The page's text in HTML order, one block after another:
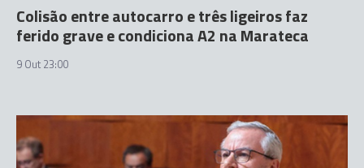
Colisão entre autocarro e três ligeiros faz
ferido grave e condiciona A2 na Marateca
9 Out 23:00